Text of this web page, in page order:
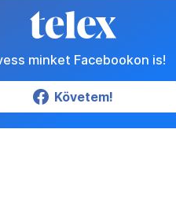
minket Facebookon is!
Követem!